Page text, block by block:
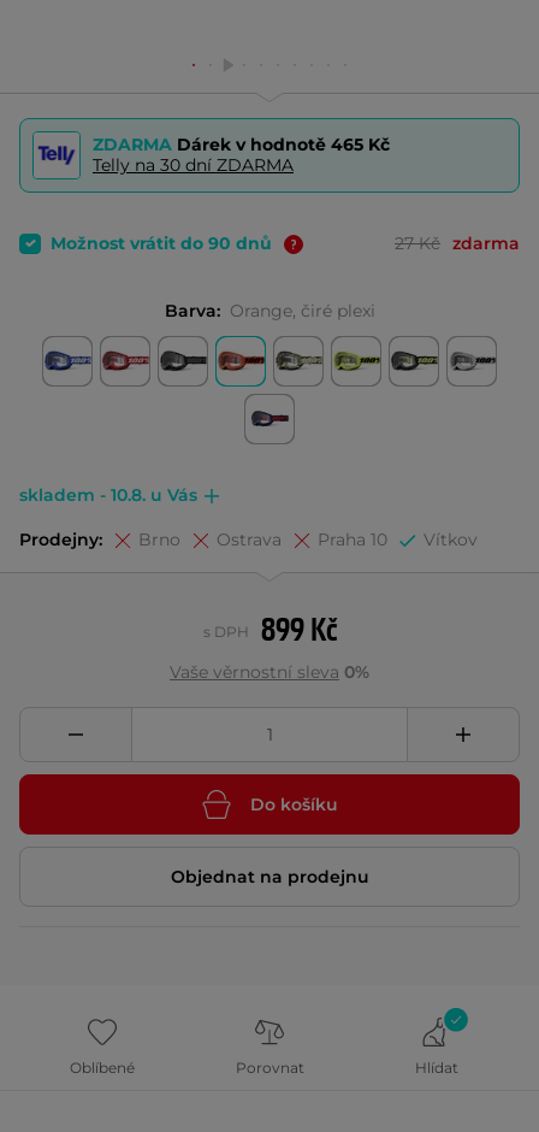
ZDARMA Dárek v hodnotě 465 Kč
Telly na 30 dní ZDARMA
Možnost vrátit do 90 dnů 27 Kč zdarma
Barva: Orange, čiré plexi
skladem - 10.8. u Vás
Prodejny: Brno Ostrava Praha 10 Vítkov
899 Kč
s DPH
Vaše věrnostní sleva 0%
Do košíku
Objednat na prodejnu
Oblíbené Porovnat Hlídat